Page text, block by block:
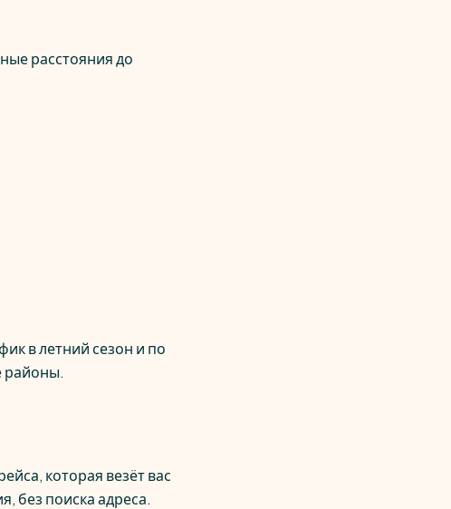
расстояния до
в летний сезон и по
районы.
которая везёт вас
без поиска адреса.